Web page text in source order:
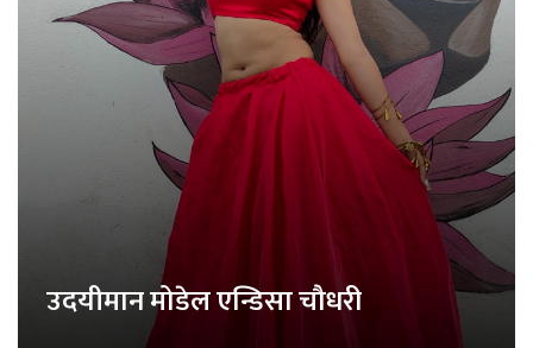
उदयीमान मोडेल एन्डिसा चौधरी